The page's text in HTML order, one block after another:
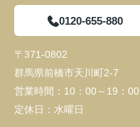
0120-655-880
〒371-0802
群馬県前橋市天川町2-7
営業時間： 10：00～19：00
定休日： 水曜日